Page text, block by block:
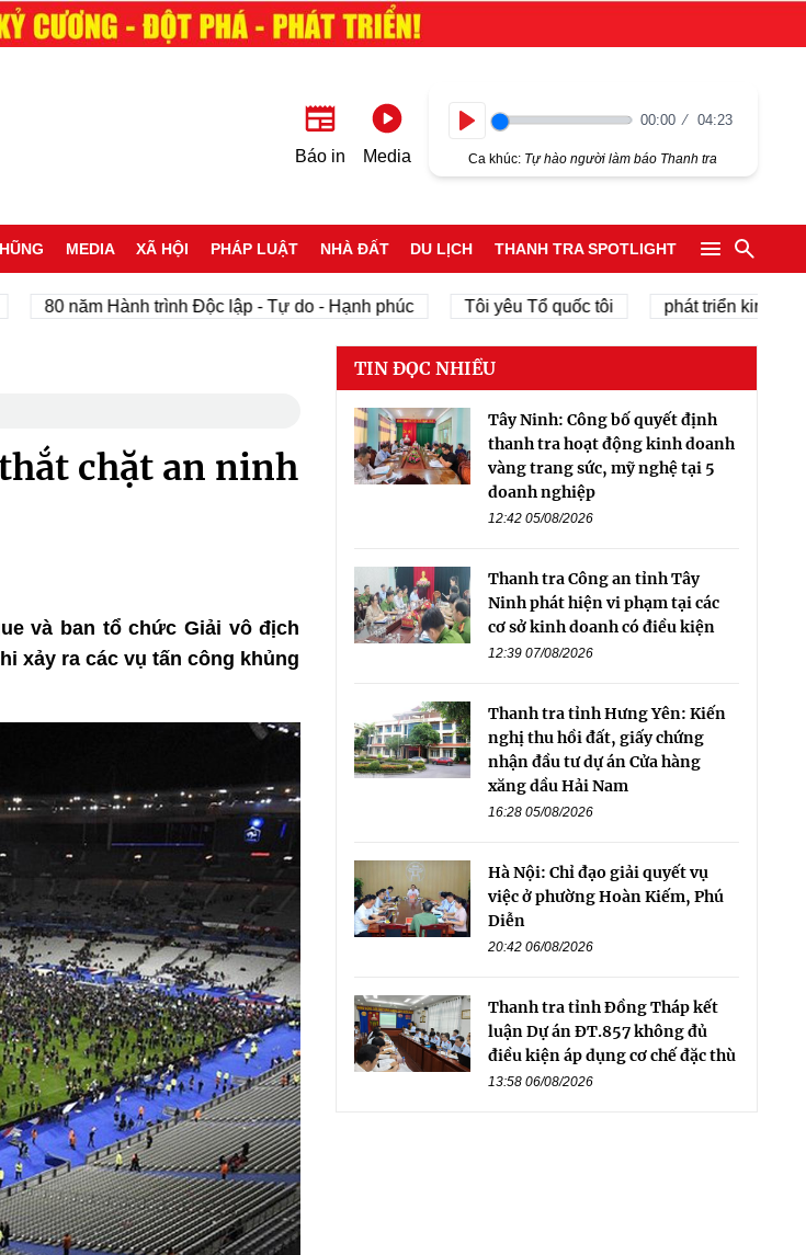
Báo in Media
00:00 04:23
Ca khúc: Tự hào người làm báo Thanh tra
MEDIA XÃ HỘI PHÁP LUẬT NHÀ ĐẤT DU LỊCH THANH TRA SPOTLIGHT
năm Hành trình Độc lập - Tự do - Hạnh phúc Tôi yêu Tổ quốc tôi phát triển kinh tế tư nhân
chặt an ninh
và ban tổ chức Giải vô địch
xảy ra các vụ tấn công khủng
TIN ĐỌC NHIỀU
Tây Ninh: Công bố quyết định
thanh tra hoạt động kinh doanh
vàng trang sức, mỹ nghệ tại 5
doanh nghiệp
12:42 05/08/2026
Thanh tra Công an tỉnh Tây
Ninh phát hiện vi phạm tại các
cơ sở kinh doanh có điều kiện
12:39 07/08/2026
Thanh tra tỉnh Hưng Yên: Kiến
nghị thu hồi đất, giấy chứng
nhận đầu tư dự án Cửa hàng
xăng dầu Hải Nam
16:28 05/08/2026
Hà Nội: Chỉ đạo giải quyết vụ
việc ở phường Hoàn Kiếm, Phú
Diễn
20:42 06/08/2026
Thanh tra tỉnh Đồng Tháp kết
luận Dự án ĐT.857 không đủ
điều kiện áp dụng cơ chế đặc thù
13:58 06/08/2026